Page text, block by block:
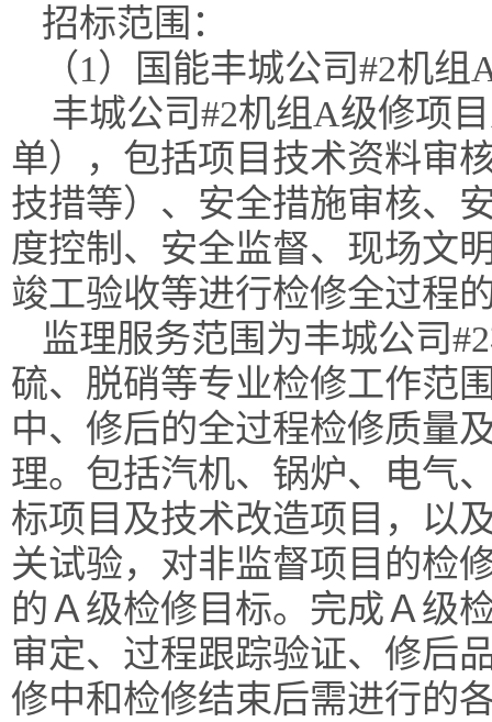
招标范围 ：
（1）
国能丰城公司#2机组
丰城公司#2机组A级修项
单）
，包括项目技术资料审
技措等）、安全措施审核、
度控制、安全监督、现场文
竣工验收等进行检修全过程
监理服务范围为丰城公司
硫、脱硝等专业检修工作范
中、修后的全过程检修质量
理。 包括汽机、锅炉、电气
标项目及技术改造项目，以
关试验，对非监督项目的检
的 Ａ级检修目标。完成Ａ级
审定、过程跟踪验证、修后
修中和检修结束后需进行的